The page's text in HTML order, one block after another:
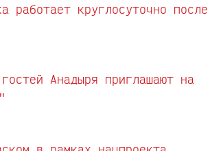
работает круглосуточно после
Анадыря приглашают на